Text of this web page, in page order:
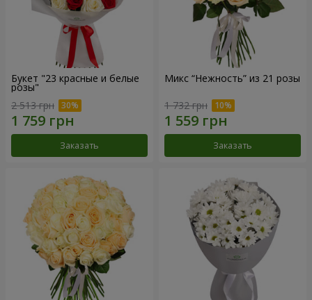
Букет "23 красные и белые
розы"
2 513 грн
Заказать
Микс “Нежность” из 21 розы
1 732 грн
Заказать